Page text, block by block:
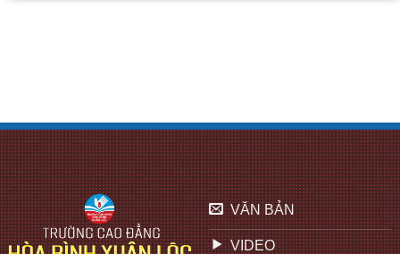
VĂN BẢN
VIDEO